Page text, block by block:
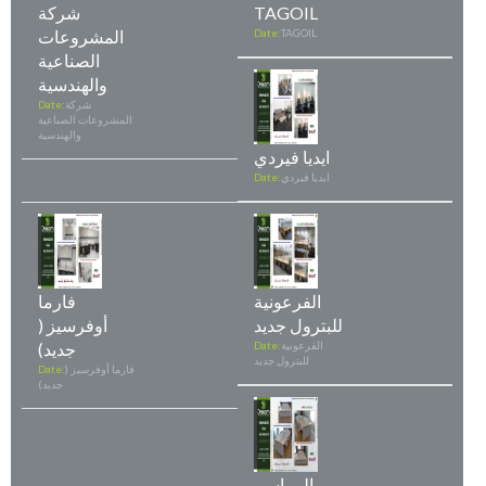
شركة
المشروعات
الصناعية
والهندسية
Date:شركة
المشروعات الصناعية
والهندسية
TAGOIL
Date:TAGOIL
ايديا فيردي
Date:ايديا فيردي
فارما
أوفرسيز (
جديد)
Date:فارما أوفرسيز (
جديد)
الفرعونية
للبترول جديد
Date:الفرعونية
للبترول جديد